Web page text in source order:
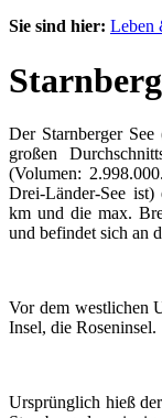
Sie sind hier: Leben
Der Starnberger
großen
(Volumen:
Drei-Länder-See
km und die max.
und befindet sich an
Vor dem westlichen
Insel, die Roseninsel.
Ur­sprünglich hieß